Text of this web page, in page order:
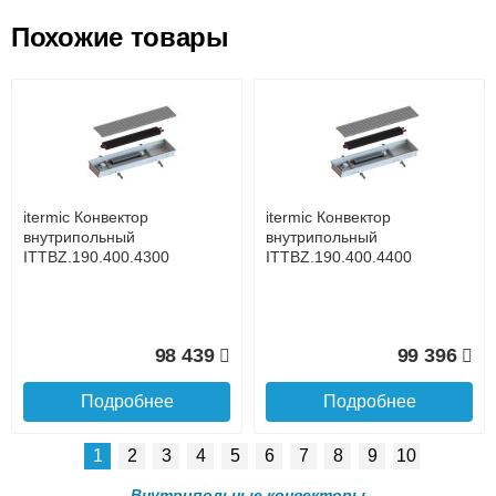
услуга платная
внутрипольный
ITT.190.400.3000
внутрипольный
ITT.190.400.3100
itermic Конвектор
внутрипольный
itermic Конвектор
Похожие товары
itermic Конвектор
внутрипольный
ITTBZ.190.400.4300
98 439
Подробнее
itermic Конвектор
внутрипольный
ITTBZ.190.400.4400
99 396
Подробнее
1 2 3 4 5 6 7 8 9 10